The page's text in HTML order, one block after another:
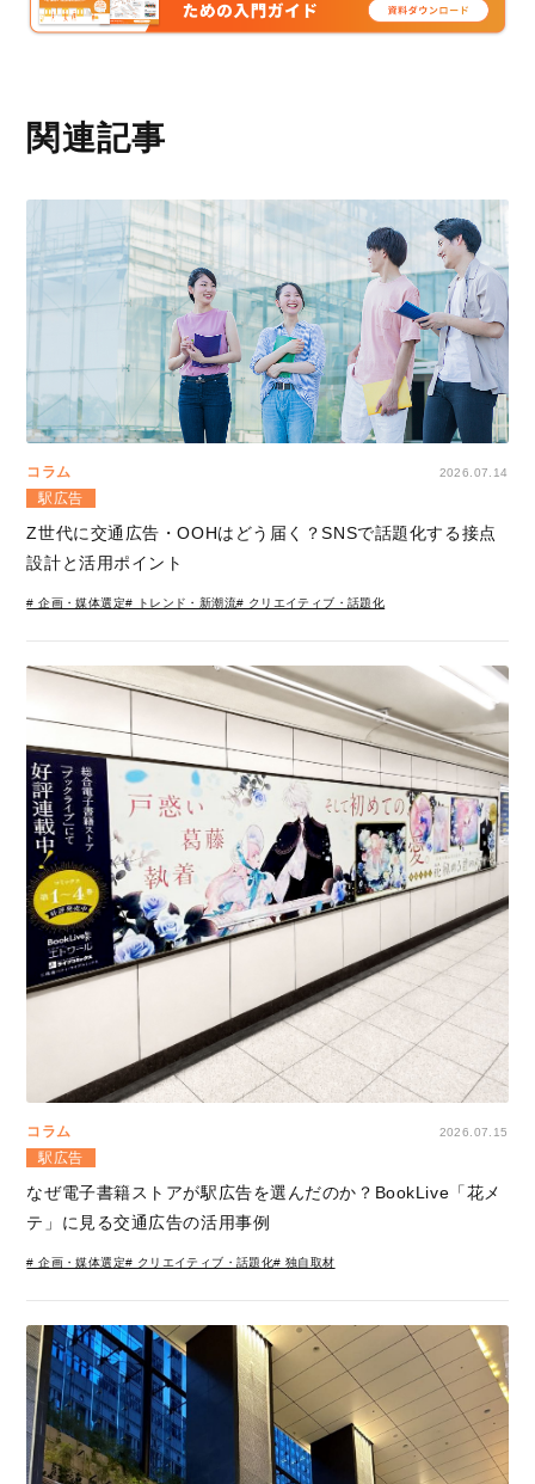
関連記事
コラム 2026.07.14
駅広告
Z世代に交通広告・OOHはどう届く？SNSで話題化する接点
設計と活用ポイント
# 企画・媒体選定# トレンド・新潮流# クリエイティブ・話題化
コラム 2026.07.15
駅広告
なぜ電子書籍ストアが駅広告を選んだのか？BookLive「花メ
テ」に見る交通広告の活用事例
# 企画・媒体選定# クリエイティブ・話題化# 独自取材